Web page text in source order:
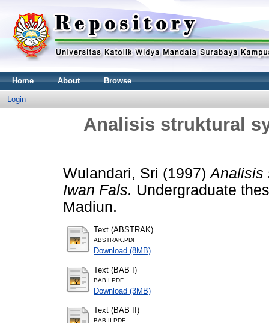
Home About Browse
Login
Analisis struktural
Wulandari, Sri (1997)Analisis
Iwan Fals. Undergraduate
Madiun.
Text (ABSTRAK)
ABSTRAK.PDF
Download (8MB)
Text (BAB I)
BAB I.PDF
Download (3MB)
Text (BAB II)
BAB II.PDF